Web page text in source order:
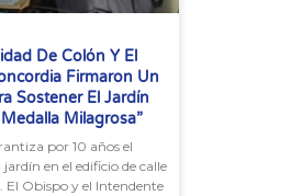
De Colón Y El
Firmaron Un
Sostener El Jardín
Milagrosa”
por 10 años el
en el edificio de calle
El Obispo y el Intendente